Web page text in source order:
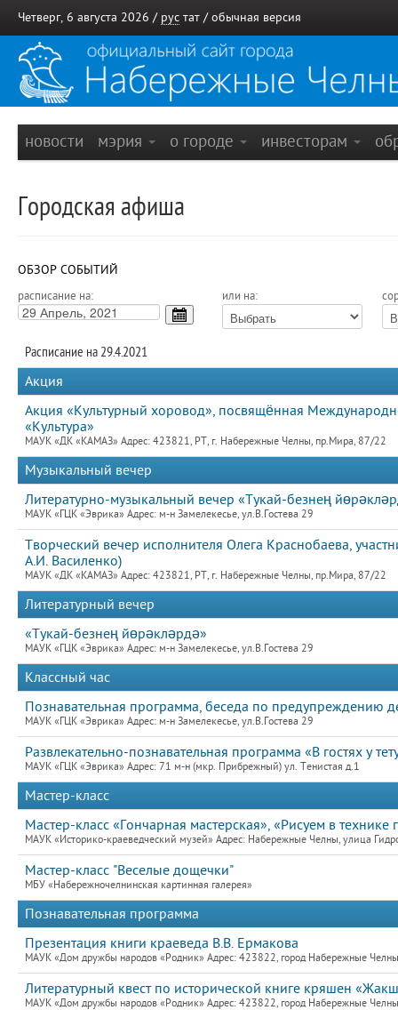
Четверг, 6 августа 2026 / рус тат / обычная версия
новости мэрия о городе инвесторам
Городская афиша
ОБЗОР СОБЫТИЙ
расписание на: или на:
Расписание на 29.4.2021
Акция
Акция «Культурный хоровод», посвящённая
«Культура»
МАУК «ДК «КАМАЗ» Адрес: 423821, РТ, г. Набережные Челны, пр.Мира, 87/22
Музыкальный вечер
Литературно-музыкальный вечер «Тукай-безнең
МАУК «ГЦК «Эврика» Адрес: м-н Замелекесье, ул.В.Гостева 29
Творческий вечер исполнителя Олега Краснобаева,
А.И. Василенко)
МАУК «ДК «КАМАЗ» Адрес: 423821, РТ, г. Набережные Челны, пр.Мира, 87/22
Литературный вечер
«Тукай-безнең йөрәкләрдә»
МАУК «ГЦК «Эврика» Адрес: м-н Замелекесье, ул.В.Гостева 29
Классный час
Познавательная программа, беседа по предупреждению
МАУК «ГЦК «Эврика» Адрес: м-н Замелекесье, ул.В.Гостева 29
Развлекательно-познавательная программа «В гостях у
МАУК «ГЦК «Эврика» Адрес: 71 м-н (мкр. Прибрежный) ул. Тенистая д.1
Мастер-класс
Мастер-класс «Гончарная мастерская», «Рисуем в технике
МАУК «Историко-краеведческий музей» Адрес: Набережные Челны, улица
Мастер-класс "Веселые дощечки"
МБУ «Набережночелнинская картинная галерея»
Познавательная программа
Презентация книги краеведа В.В. Ермакова
МАУК «Дом дружбы народов «Родник» Адрес: 423822, город Набережные
Литературный квест по исторической книге кряшен
МАУК «Дом дружбы народов «Родник» Адрес: 423822, город Набережные